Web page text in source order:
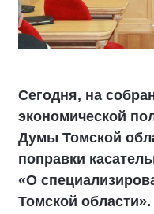
Сегодня, на
экономической
Думы Томской
поправки
«О
Томской